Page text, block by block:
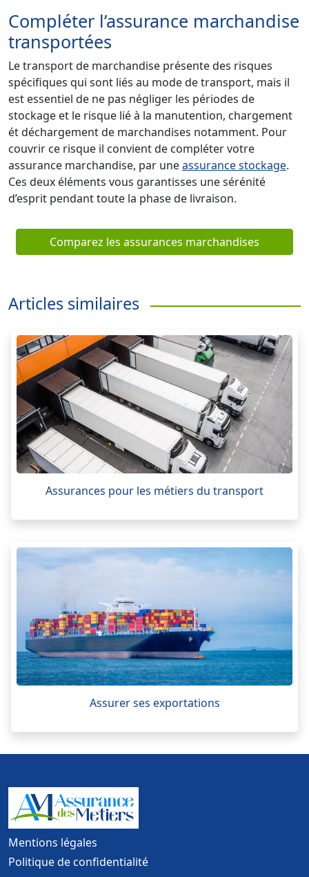
Compléter l’assurance marchandise
transportées
Le transport de marchandise présente des risques
spécifiques qui sont liés au mode de transport, mais il
est essentiel de ne pas négliger les périodes de
stockage et le risque lié à la manutention, chargement
ét déchargement de marchandises notamment. Pour
couvrir ce risque il convient de compléter votre
assurance marchandise, par uneassurance stockage.
Ces deux éléments vous garantisses une sérénité
d’esprit pendant toute la phase de livraison.
Comparez les assurances marchandises
Articles similaires
Assurances pour les métiers du transport
Assurer ses exportations
Mentions légales
Politique de confidentialité